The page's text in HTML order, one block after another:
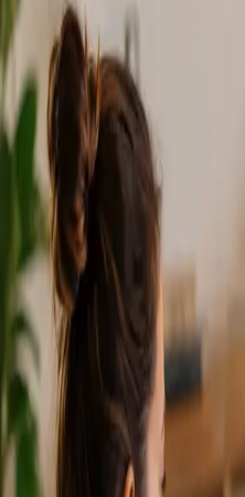
disponibles
Los perfiles se actualizan a
2
Specialist
Cardiología Especialista
From
€79
Duration
15 min
Más información: Cardiología